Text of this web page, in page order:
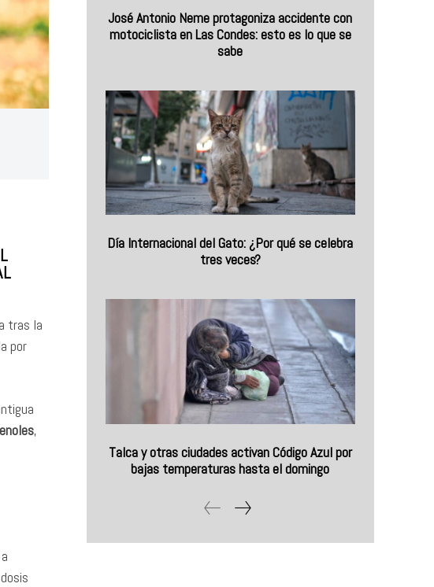
tras la
por
,
José Antonio Neme protagoniza accidente con
motociclista en Las Condes: esto es lo que se
sabe
Día Internacional del Gato: ¿Por qué se celebra
tres veces?
Talca y otras ciudades activan Código Azul por
bajas temperaturas hasta el domingo